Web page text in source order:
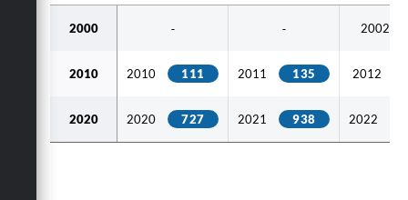
2000
- - 2002
2010 2010 111 2011 135 2012
2020 2020 727 2021 938 2022